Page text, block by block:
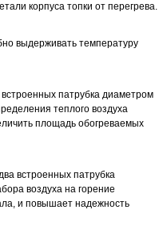
корпуса топки от перегрева.
выдерживать температуру
патрубка диаметром
теплого воздуха
площадь обогреваемых
встроенных патрубка
воздуха на горение
и повышает надежность